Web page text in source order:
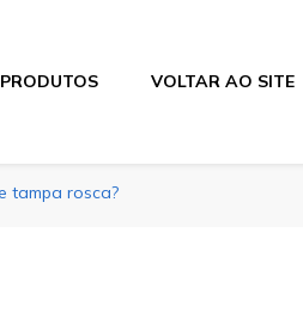
PRODUTOS VOLTAR AO SITE
tampa rosca?